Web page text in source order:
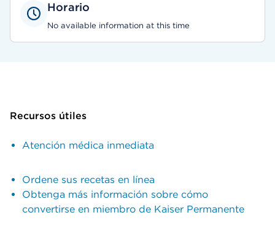
Horario
No available information at this time
Recursos útiles
Atención médica inmediata
Ordene sus recetas en línea
Obtenga más información sobre cómo
convertirse en miembro de Kaiser Permanente